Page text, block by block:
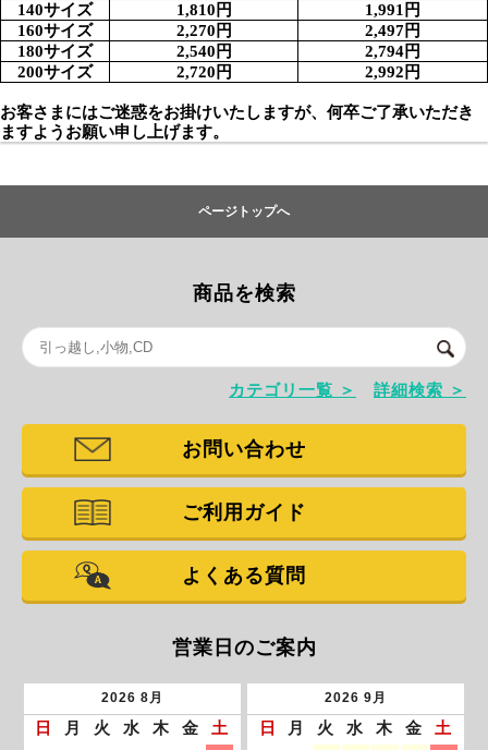
140サイズ
1,810円
1,991円
160サイズ
2,270円
2,497円
180サイズ
2,540円
2,794円
200サイズ
2,720円 2,992円
お客さまにはご迷惑をお掛けいたしますが、何卒ご了承いただき
ますようお願い申し上げます。
ページトップへ
商品を検索
カテゴリ一覧 ＞ 詳細検索 ＞
お問い合わせ
ご利用ガイド
よくある質問
営業日のご案内
2026 8月
日 月 火 水 木 金 土
2026 9月
日 月 火 水 木 金 土